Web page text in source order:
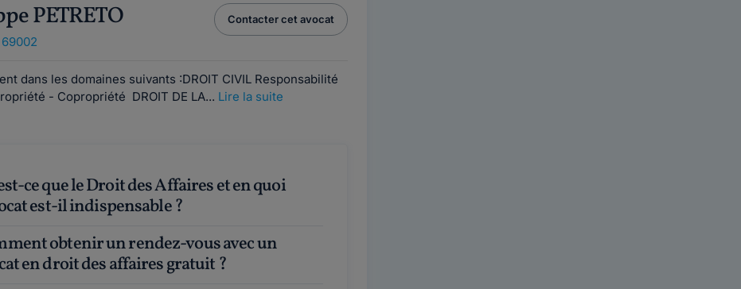
PETRETO Contacter cet avocat
dans les domaines suivants :DROIT CIVIL Responsabilité
- Copropriété DROIT DE LA... Lire la suite
est-il indispensable ?
en droit des affaires gratuit ?